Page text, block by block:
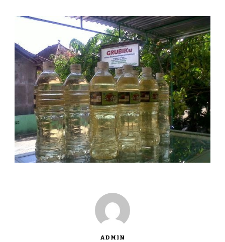
ADMIN